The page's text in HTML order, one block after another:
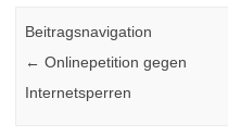
Beitragsnavigation
← Onlinepetition gegen
Internetsperren